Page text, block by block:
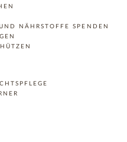
NÄHRSTOFFE SPENDEN